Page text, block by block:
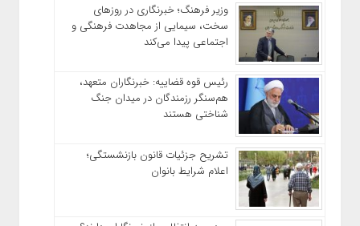
وزیر فرهنگ؛ خبرنگاری در روزهای
سخت، سیمایی از مجاهدت فرهنگی و
اجتماعی پیدا می‌کند
رئیس قوه قضاییه: خبرنگاران متعهد،
هم‌سنگر رزمندگان در میدان جنگ
شناختی هستند
تشریح جزئیات قانون بازنشستگی؛
اعلام شرایط بانوان